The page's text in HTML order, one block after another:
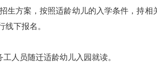
生方案，按照适龄幼儿的入学条件，持相
下报名。
人员随迁适龄幼儿入园就读。